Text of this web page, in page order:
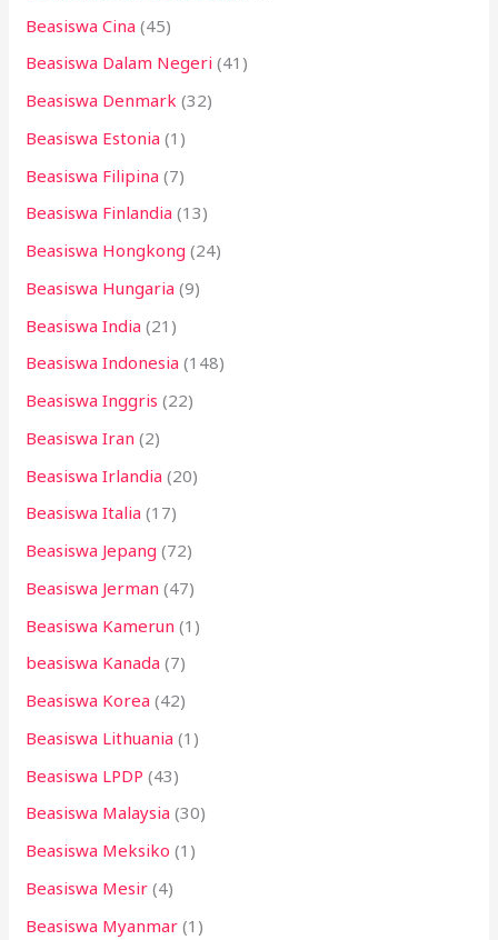
Beasiswa Cina (45)
Beasiswa Dalam Negeri (41)
Beasiswa Denmark (32)
Beasiswa Estonia (1)
Beasiswa Filipina (7)
Beasiswa Finlandia (13)
Beasiswa Hongkong (24)
Beasiswa Hungaria (9)
Beasiswa India (21)
Beasiswa Indonesia (148)
Beasiswa Inggris (22)
Beasiswa Iran (2)
Beasiswa Irlandia (20)
Beasiswa Italia (17)
Beasiswa Jepang (72)
Beasiswa Jerman (47)
Beasiswa Kamerun (1)
beasiswa Kanada (7)
Beasiswa Korea (42)
Beasiswa Lithuania (1)
Beasiswa LPDP (43)
Beasiswa Malaysia (30)
Beasiswa Meksiko (1)
Beasiswa Mesir (4)
Beasiswa Myanmar (1)